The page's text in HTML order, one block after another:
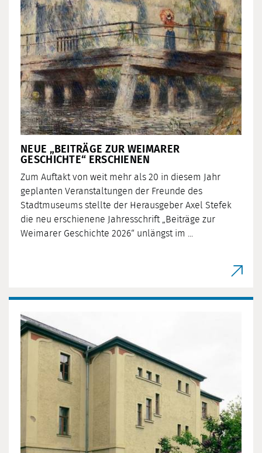
NEUE „BEITRÄGE ZUR WEIMARER
GESCHICHTE“ ERSCHIENEN
Zum Auftakt von weit mehr als 20 in diesem Jahr
geplanten Veranstaltungen der Freunde des
Stadtmuseums stellte der Herausgeber Axel Stefek
die neu erschienene Jahresschrift „Beiträge zur
Weimarer Geschichte 2026“ unlängst im ...